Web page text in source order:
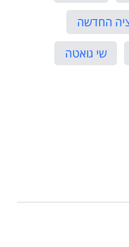
החדשה
שי גואטה